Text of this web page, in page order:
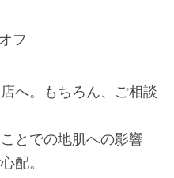
フ
へ。もちろん、ご相談
とでの地肌への影響
配。